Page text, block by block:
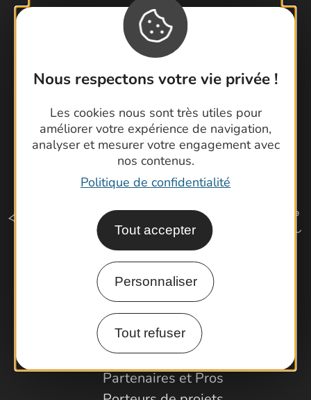
Nous respectons votre vie privée !
Les cookies nous sont très utiles pour
améliorer votre expérience de navigation,
analyser et mesurer votre engagement avec
nos contenus.
Politique de confidentialité
Tout accepter
Personnaliser
Tout refuser
Brochures
Cartoguides et Topoguides
Latitude Gard
Comment venir ?
Espace Pro
Observatoire
Partenaires et Pros